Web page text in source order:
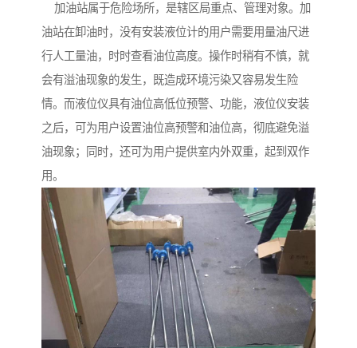
加油站属于危险场所，是辖区局重点、管理对象。加
油站在卸油时，没有安装液位计的用户需要用量油尺进
行人工量油，时时查看油位高度。操作时稍有不慎，就
会有溢油现象的发生，既造成环境污染又容易发生险
情。而液位仪具有油位高低位预警、功能，液位仪安装
之后，可为用户设置油位高预警和油位高，彻底避免溢
油现象；同时，还可为用户提供室内外双重，起到双作
用。